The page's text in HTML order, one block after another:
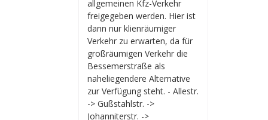
allgemeinen Kfz-Verkehr
freigegeben werden. Hier ist
dann nur klienräumiger
Verkehr zu erwarten, da für
großräumigen Verkehr die
Bessemerstraße als
naheliegendere Alternative
zur Verfügung steht. - Allestr.
-> Gußstahlstr. ->
Johanniterstr. ->